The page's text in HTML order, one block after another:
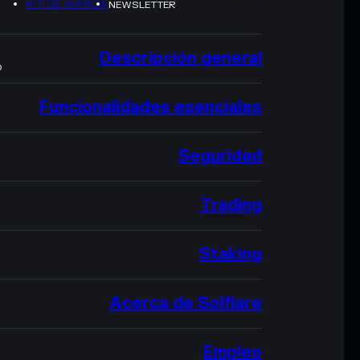
KIT DE MARCANEWSLETTER
Descripción general
Funcionalidades esenciales
Seguridad
Trading
Staking
Acerca de Solflare
Empleo